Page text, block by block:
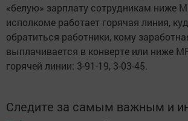
«белую» зарплату сотрудникам ниже
исполкоме работает горячая линия,
обратиться работники, кому
выплачивается в конверте или ниже
горячей линии: 3-91-19, 3-03-45.
Следите за самым важным и